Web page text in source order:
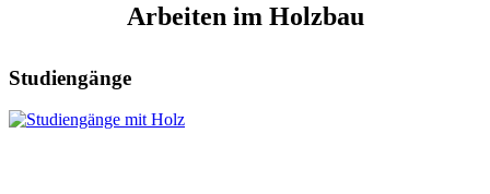
Arbeiten im Holzbau
Studiengänge